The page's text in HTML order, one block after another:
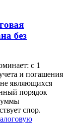
без
с 1
и погашения
являющихся
порядок
спор.